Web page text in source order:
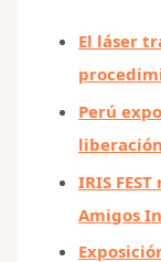
El láser
Perú
IRIS
Amigos